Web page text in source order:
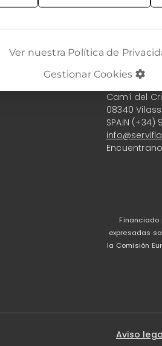
Ver nuestra Política de
Gestionar Cookies
Camí del
08340
SPAIN (+34)
Financiado
expresadas
la Comisión
Aviso